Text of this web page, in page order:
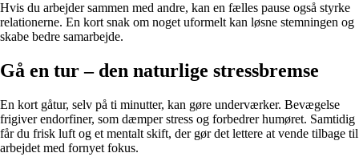
Hvis du arbejder sammen med andre, kan en fælles pause også styrke
relationerne. En kort snak om noget uformelt kan løsne stemningen og
skabe bedre samarbejde.
Gå en tur – den naturlige stressbremse
En kort gåtur, selv på ti minutter, kan gøre underværker. Bevægelse
frigiver endorfiner, som dæmper stress og forbedrer humøret. Samtidig
får du frisk luft og et mentalt skift, der gør det lettere at vende tilbage til
arbejdet med fornyet fokus.